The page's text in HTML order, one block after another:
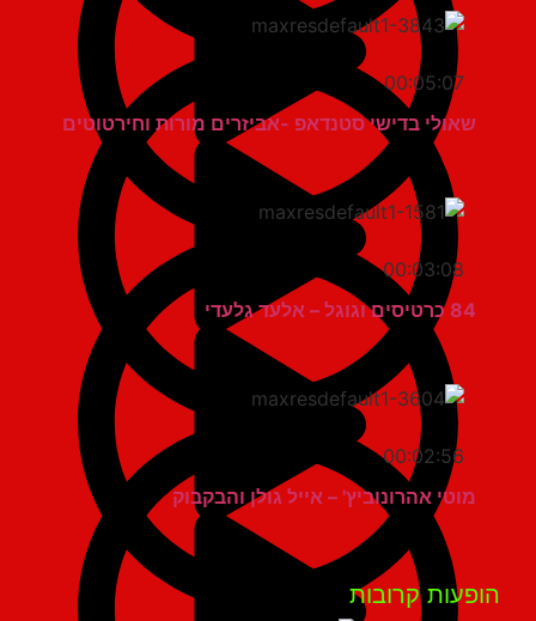
00:05:07
שאולי בדישי סטנדאפ -אביזרים מורות וחירטוטים
00:03:08
00:02:56
מוטי אהרונוביץ' – אייל גולן והבקבוק
קרובות